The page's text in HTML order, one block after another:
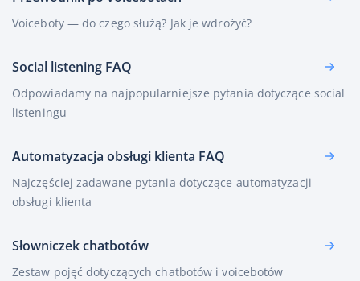
Voiceboty — do czego służą? Jak je wdrożyć?
Social listening FAQ
Odpowiadamy na najpopularniejsze pytania dotyczące social
listeningu
Automatyzacja obsługi klienta FAQ
Najczęściej zadawane pytania dotyczące automatyzacji
obsługi klienta
Słowniczek chatbotów
Zestaw pojęć dotyczących chatbotów i voicebotów